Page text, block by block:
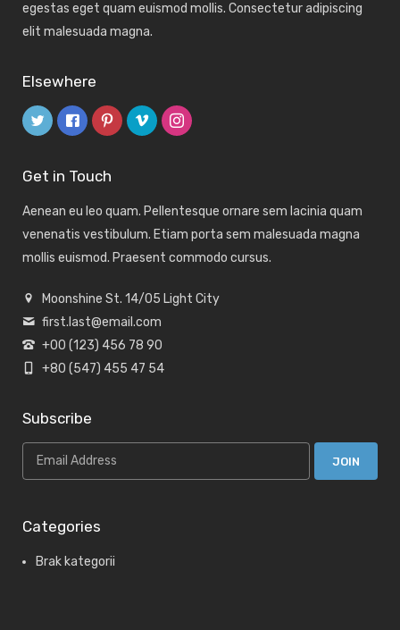
egestas eget quam euismod mollis. Consectetur adipiscing
elit malesuada magna.
Elsewhere
Get in Touch
Aenean eu leo quam. Pellentesque ornare sem lacinia quam
venenatis vestibulum. Etiam porta sem malesuada magna
mollis euismod. Praesent commodo cursus.
Moonshine St. 14/05 Light City
first.last@email.com
+00 (123) 456 78 90
+80 (547) 455 47 54
Subscribe
Categories
Brak kategorii